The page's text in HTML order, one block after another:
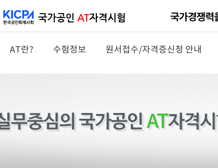
AT란? 수험정보 원서접수/자격증신청 안내